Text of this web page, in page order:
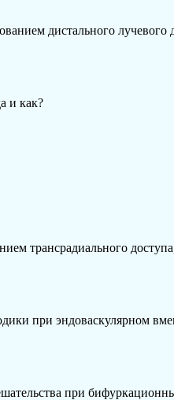
дистального лучевого
и как?
трансрадиального
при эндоваскулярном
при